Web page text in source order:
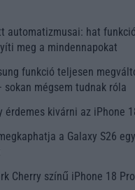
automatizmusai: hat
meg a mindennapokat
funkció teljesen
mégsem tudnak róla
érdemes kivárni az iPhone
a Galaxy S26
Cherry színű iPhone 18